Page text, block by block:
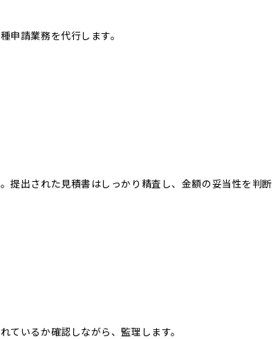
申請業務を代行します。
提出された見積書はしっかり精査し、金額の妥当性を判
ているか確認しながら、監理します。